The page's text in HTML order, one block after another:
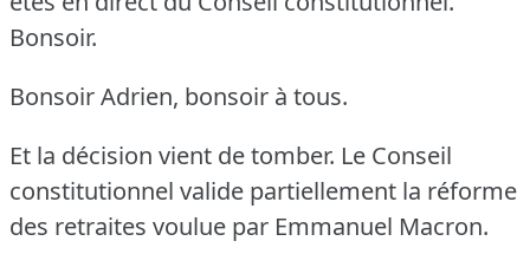
Bonsoir.
Bonsoir Adrien, bonsoir à tous.
Et la décision vient de tomber. Le Conseil
constitutionnel valide partiellement la réforme
des retraites voulue par Emmanuel Macron.